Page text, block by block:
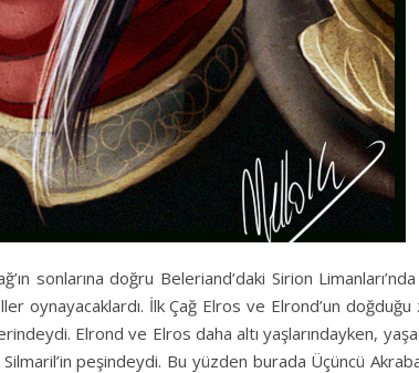
sonlarına doğru Beleriand’daki Sirion
İlk Çağ Elros ve Elrond’un doğduğu
Elrond ve Elros daha altı yaşlarındayken,
peşindeydi. Bu yüzden burada Üçüncü